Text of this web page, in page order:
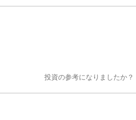
投資の参考になりましたか？